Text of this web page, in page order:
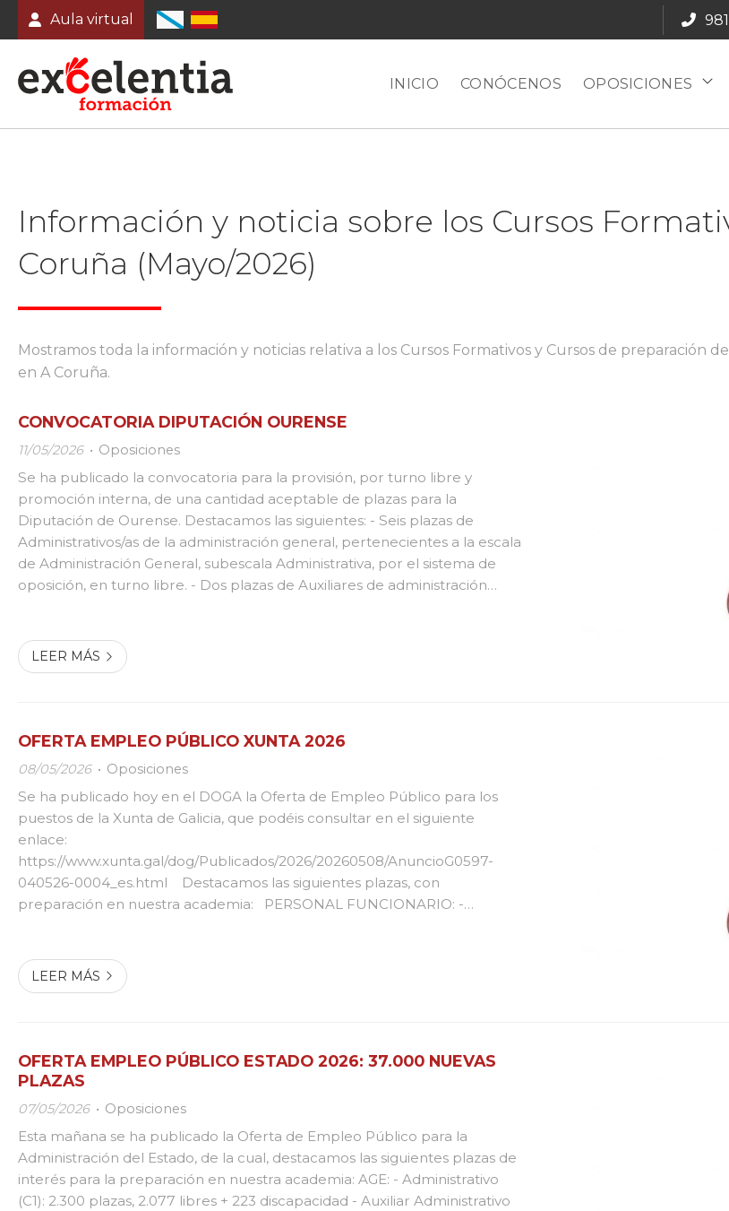
Aula virtual
INICIO CONÓCENOS OPOSICIONES
Información y noticia sobre los Cursos
Coruña (Mayo/2026)
Mostramos toda la información y noticias relativa a los Cursos Formativos y Cursos de preparación
en A Coruña.
CONVOCATORIA DIPUTACIÓN OURENSE
11/05/2026 Oposiciones
Se ha publicado la convocatoria para la provisión, por turno libre y
promoción interna, de una cantidad aceptable de plazas para la
Diputación de Ourense. Destacamos las siguientes: - Seis plazas de
Administrativos/as de la administración general, pertenecientes a la escala
de Administración General, subescala Administrativa, por el sistema de
oposición, en turno libre. - Dos plazas de Auxiliares de administración
LEER MÁS
OFERTA EMPLEO PÚBLICO XUNTA 2026
08/05/2026 Oposiciones
Se ha publicado hoy en el DOGA la Oferta de Empleo Público para los
puestos de la Xunta de Galicia, que podéis consultar en el siguiente
enlace:
https://www.xunta.gal/dog/Publicados/2026/20260508/AnuncioG0597-
040526-0004_es.html Destacamos las siguientes plazas, con
preparación en nuestra academia: PERSONAL FUNCIONARIO: -
discapacidad intelectual...
LEER MÁS
OFERTA EMPLEO PÚBLICO ESTADO 2026: 37.000 NUEVAS
PLAZAS
07/05/2026 Oposiciones
Esta mañana se ha publicado la Oferta de Empleo Público para la
Administración del Estado, de la cual, destacamos las siguientes plazas de
interés para la preparación en nuestra academia: AGE: - Administrativo
(C1): 2.300 plazas, 2.077 libres + 223 discapacidad - Auxiliar Administrativo